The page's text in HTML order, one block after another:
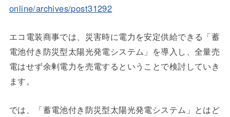
online/archives/post31292
エコ電装商事では、災害時に電力を安定供給できる「蓄
電池付き防災型太陽光発電システム」を導入し、全量売
電はせず余剰電力を売電するということで検討していき
ます。
では、「蓄電池付き防災型太陽光発電システム」とはど